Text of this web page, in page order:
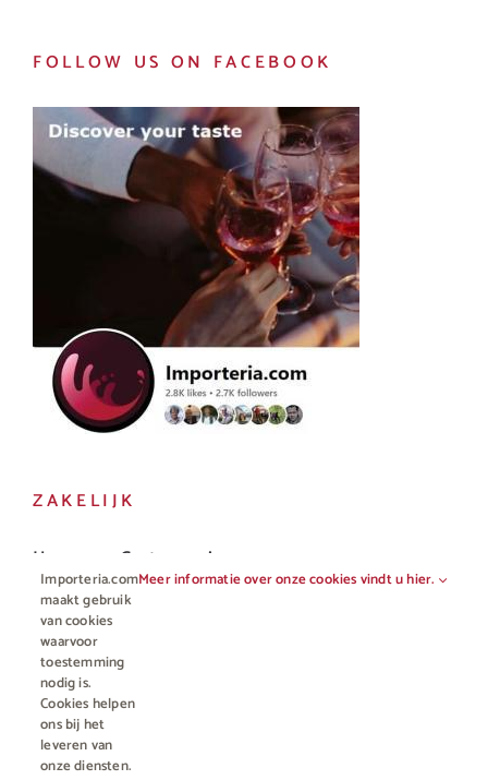
FOLLOW US ON FACEBOOK
ZAKELIJK
Horeca en Gastronomie
Vakhandel
Importeria.com
maakt gebruik
van cookies
waarvoor
toestemming
nodig is.
Cookies helpen
ons bij het
leveren van
onze diensten.
Meer informatie over onze cookies vindt u hier.